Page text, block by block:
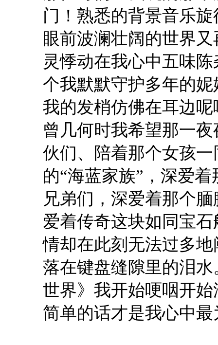
门！熟悉的背景音乐
眼前波澜壮阔的世界
灵悸动在我心中五味
个我默默守护多年的
我的发梢仿佛在耳边
曾几何时我希望那一
伙们、陪着那个女孩
的“海蓝家族”，深爱
兄弟们，深爱着那个
爱着传奇这块如同宝
情却在此刻无法过多
落在键盘缝隙里的泪
世界》我开始哽咽开
简单的话才是我心中